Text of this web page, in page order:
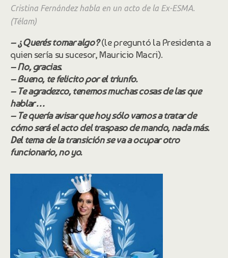
Cristina Fernández habla en un acto de la Ex-ESMA.
(Télam)
– ¿Querés tomar algo? (le preguntó la Presidenta a
quien sería su sucesor, Mauricio Macri).
– No, gracias.
– Bueno, te felicito por el triunfo.
– Te agradezco, tenemos muchas cosas de las que
hablar …
– Te quería avisar que hoy sólo vamos a tratar de
cómo será el acto del traspaso de mando, nada más.
Del tema de la transición se va a ocupar otro
funcionario, no yo.